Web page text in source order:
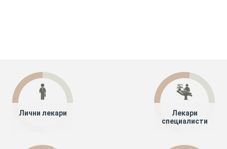
Лични лекари
Лекари
специалисти